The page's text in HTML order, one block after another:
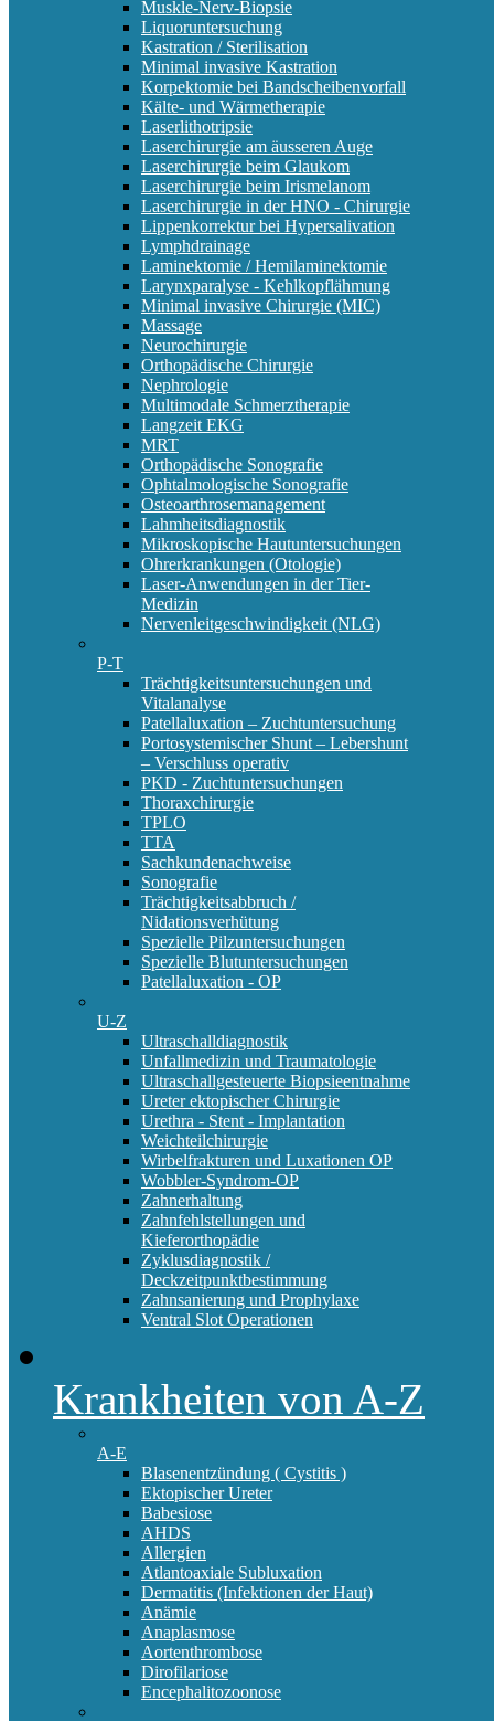
Muskle-Nerv-Biopsie
Liquoruntersuchung
Kastration / Sterilisation
Minimal invasive Kastration
Korpektomie bei Bandscheibenvorfall
Kälte- und Wärmetherapie
Laserlithotripsie
Laserchirurgie am äusseren Auge
Laserchirurgie beim Glaukom
Laserchirurgie beim Irismelanom
Laserchirurgie in der HNO - Chirurgie
Lippenkorrektur bei Hypersalivation
Lymphdrainage
Laminektomie / Hemilaminektomie
Larynxparalyse - Kehlkopflähmung
Minimal invasive Chirurgie (MIC)
Massage
Neurochirurgie
Orthopädische Chirurgie
Nephrologie
Multimodale Schmerztherapie
Langzeit EKG
MRT
Orthopädische Sonografie
Ophtalmologische Sonografie
Osteoarthrosemanagement
Lahmheitsdiagnostik
Mikroskopische Hautuntersuchungen
Ohrerkrankungen (Otologie)
Laser-Anwendungen in der Tier-
Medizin
Nervenleitgeschwindigkeit (NLG)
P-T
Trächtigkeitsuntersuchungen und
Vitalanalyse
Patellaluxation – Zuchtuntersuchung
Portosystemischer Shunt – Lebershunt
– Verschluss operativ
PKD - Zuchtuntersuchungen
Thoraxchirurgie
TPLO
TTA
Sachkundenachweise
Sonografie
Trächtigkeitsabbruch /
Nidationsverhütung
Spezielle Pilzuntersuchungen
Spezielle Blutuntersuchungen
Patellaluxation - OP
U-Z
Ultraschalldiagnostik
Unfallmedizin und Traumatologie
Ultraschallgesteuerte Biopsieentnahme
Ureter ektopischer Chirurgie
Urethra - Stent - Implantation
Weichteilchirurgie
Wirbelfrakturen und Luxationen OP
Wobbler-Syndrom-OP
Zahnerhaltung
Zahnfehlstellungen und
Kieferorthopädie
Zyklusdiagnostik /
Deckzeitpunktbestimmung
Zahnsanierung und Prophylaxe
Ventral Slot Operationen
Krankheiten von A-Z
A-E
Blasenentzündung ( Cystitis )
Ektopischer Ureter
Babesiose
AHDS
Allergien
Atlantoaxiale Subluxation
Dermatitis (Infektionen der Haut)
Anämie
Anaplasmose
Aortenthrombose
Dirofilariose
Encephalitozoonose